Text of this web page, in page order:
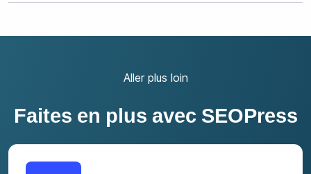
Aller plus loin
Faites en plus avec SEOPress